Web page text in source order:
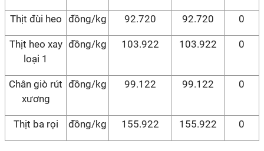
Thịt đùi heo đồng/kg 92.720 92.720 0
Thịt heo xay
loại 1
đồng/kg 103.922 103.922 0
Chân giò rút
xương
đồng/kg 99.122 99.122 0
Thịt ba rọi đồng/kg 155.922 155.922 0